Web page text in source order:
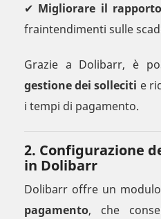
✔ Migliorare il
fraintendimenti sulle
Grazie a Dolibarr, è
gestione dei solleciti e
i tempi di pagamento.
2. Configurazione
in Dolibarr
Dolibarr offre un
pagamento, che